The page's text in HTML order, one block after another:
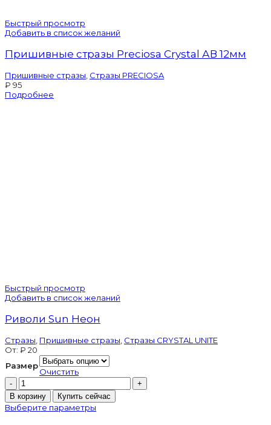
Быстрый просмотр
Добавить в список желаний
Пришивные стразы Preciosa Crystal АВ 12мм
Пришивные стразы Стразы PRECIOSA
₽ 95
Подробнее
Быстрый просмотр
Добавить в список желаний
Риволи Sun Неон
Стразы Пришивные стразы Стразы CRYSTAL UNITE
От: ₽ 20
Размер
Очистить
Количество
товара
Риволи
Sun
В корзину Купить сейчас
Выберите параметры